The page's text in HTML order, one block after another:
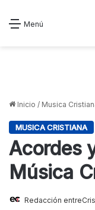
Menú
Inicio / Musica
MUSICA CRISTIANA
Acordes
Música
Redacción